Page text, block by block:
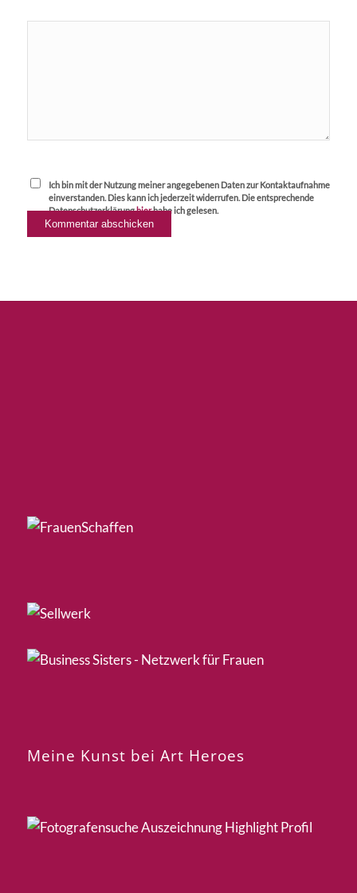
Ich bin mit der Nutzung meiner angegebenen Daten zur Kontaktaufnahme
einverstanden. Dies kann ich jederzeit widerrufen. Die entsprechende
Datenschutzerklärunghierhabe ich gelesen.
Meine Kunst bei Art Heroes